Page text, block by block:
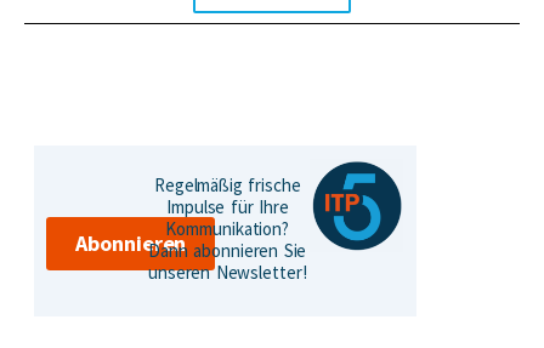
Abonnieren
Regelmäßig frische
Impulse für Ihre
Kommunikation?
Dann abonnieren Sie
unseren Newsletter!